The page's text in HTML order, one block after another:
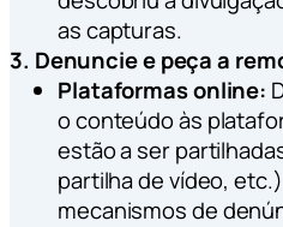
as capturas.
3. Denuncie e peça a
Plataformas online:
o conteúdo às
estão a ser
partilha de vídeo,
mecanismos de